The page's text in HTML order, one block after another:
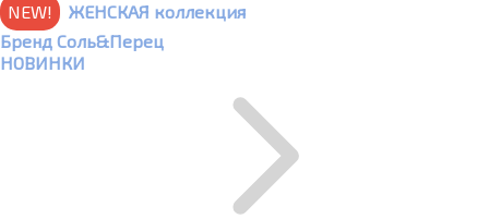
NEW!
ЖЕНСКАЯ коллекция
Бренд Соль&Перец
НОВИНКИ